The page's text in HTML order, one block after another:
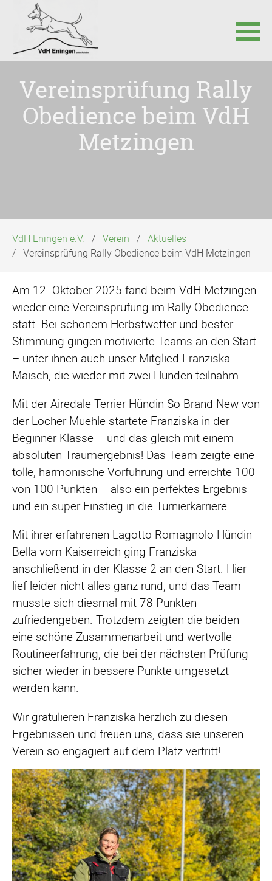
überspringen
Vereinsprüfung Rally
Obedience beim VdH
Metzingen
VdH Eningen e.V. Verein
Aktuelles
Vereinsprüfung Rally Obedience beim VdH Metzingen
Am 12. Oktober 2025 fand beim VdH Metzingen
wieder eine Vereinsprüfung im Rally Obedience
statt. Bei schönem Herbstwetter und bester
Stimmung gingen motivierte Teams an den Start
– unter ihnen auch unser Mitglied Franziska
Maisch, die wieder mit zwei Hunden teilnahm.
Mit der Airedale Terrier Hündin So Brand New von
der Locher Muehle startete Franziska in der
Beginner Klasse – und das gleich mit einem
absoluten Traumergebnis! Das Team zeigte eine
tolle, harmonische Vorführung und erreichte 100
von 100 Punkten – also ein perfektes Ergebnis
und ein super Einstieg in die Turnierkarriere.
Mit ihrer erfahrenen Lagotto Romagnolo Hündin
Bella vom Kaiserreich ging Franziska
anschließend in der Klasse 2 an den Start. Hier
lief leider nicht alles ganz rund, und das Team
musste sich diesmal mit 78 Punkten
zufriedengeben. Trotzdem zeigten die beiden
eine schöne Zusammenarbeit und wertvolle
Routineerfahrung, die bei der nächsten Prüfung
sicher wieder in bessere Punkte umgesetzt
werden kann.
Wir gratulieren Franziska herzlich zu diesen
Ergebnissen und freuen uns, dass sie unseren
Verein so engagiert auf dem Platz vertritt!